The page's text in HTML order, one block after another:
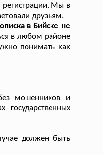
регистрации. Мы в
друзьям.
в Бийске не
в любом районе
понимать как
мошенников и
должен быть